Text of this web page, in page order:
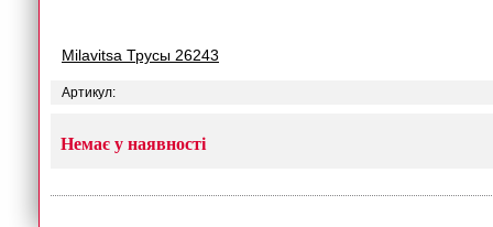
Milavitsa Трусы 26243
Артикул:
Немає у наявності